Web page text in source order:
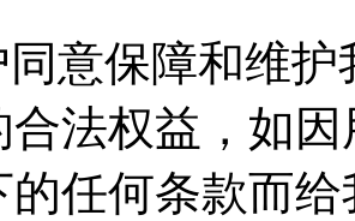
意保障和维
合法权益，如
的任何条款而